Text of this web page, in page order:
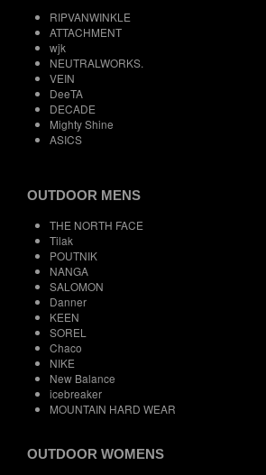
RIPVANWINKLE
ATTACHMENT
wjk
NEUTRALWORKS.
VEIN
DeeTA
DECADE
Mighty Shine
ASICS
OUTDOOR MENS
THE NORTH FACE
Tilak
POUTNIK
NANGA
SALOMON
Danner
KEEN
SOREL
Chaco
NIKE
New Balance
icebreaker
MOUNTAIN HARD WEAR
OUTDOOR WOMENS